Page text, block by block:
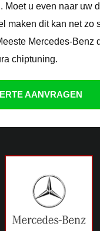
Moet u even naar uw
maken dit kan net zo
Mercedes-Benz
chiptuning.
AANVRAGEN